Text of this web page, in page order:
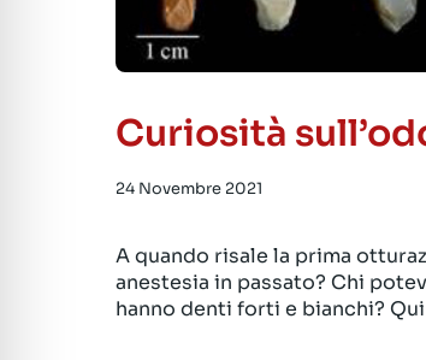
Curiosità
24 Novembre 2021
A quando risale la prima
anestesia in passato? Chi
hanno denti forti e bianchi?